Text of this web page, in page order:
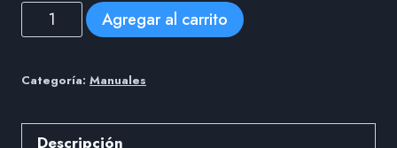
Diseño
Vial
Agregar al carrito
Categoría: Manuales
Descripción